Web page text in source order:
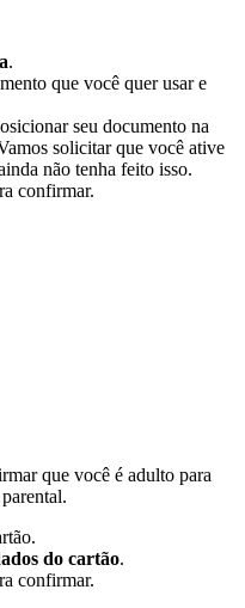
.
que você quer usar e
seu documento na
solicitar que você ative
não tenha feito isso.
confirmar.
que você é adulto para
do cartão.
confirmar.